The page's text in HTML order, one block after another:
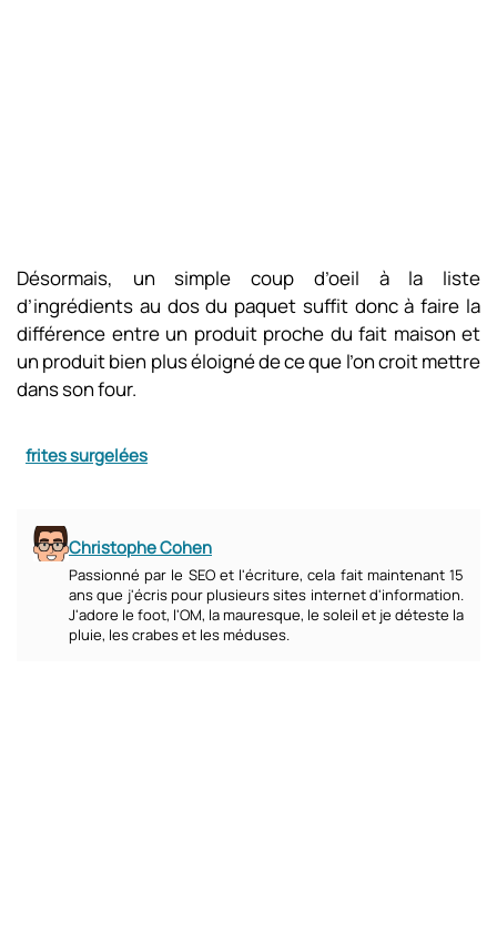
Désormais, un simple coup d’oeil à la liste
d’ingrédients au dos du paquet suffit donc à faire la
différence entre un produit proche du fait maison et
un produit bien plus éloigné de ce que l’on croit mettre
dans son four.
frites surgelées
Christophe Cohen
Passionné par le SEO et l'écriture, cela fait maintenant 15
ans que j'écris pour plusieurs sites internet d'information.
J'adore le foot, l'OM, la mauresque, le soleil et je déteste la
pluie, les crabes et les méduses.